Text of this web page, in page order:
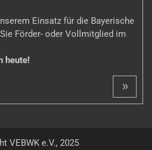
Einsatz für die Bayerische
Förder- oder Vollmitglied im
heute!
»
VEBWK e.V., 2025